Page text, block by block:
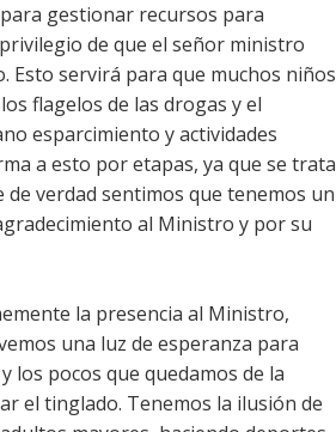
gestionar recursos para
de que el señor ministro
Esto servirá para que muchos niños
flagelos de las drogas y el
esparcimiento y actividades
a esto por etapas, ya que se trata
verdad sentimos que tenemos un
al Ministro y por su
la presencia al Ministro,
una luz de esperanza para
los pocos que quedamos de la
el tinglado. Tenemos la ilusión de